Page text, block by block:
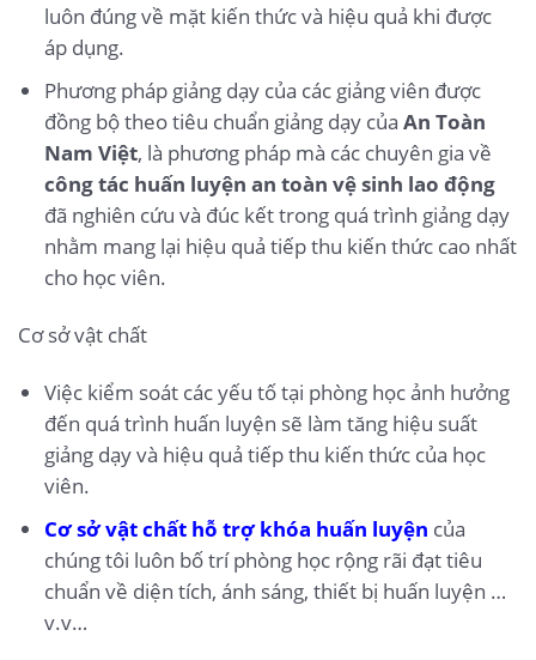
luôn đúng về mặt kiến thức và hiệu quả khi được
áp dụng.
Phương pháp giảng dạy của các giảng viên được
đồng bộ theo tiêu chuẩn giảng dạy của An Toàn
Nam Việt, là phương pháp mà các chuyên gia về
công tác huấn luyện an toàn vệ sinh lao động
đã nghiên cứu và đúc kết trong quá trình giảng dạy
nhằm mang lại hiệu quả tiếp thu kiến thức cao nhất
cho học viên.
Cơ sở vật chất
Việc kiểm soát các yếu tố tại phòng học ảnh hưởng
đến quá trình huấn luyện sẽ làm tăng hiệu suất
giảng dạy và hiệu quả tiếp thu kiến thức của học
viên.
Cơ sở vật chất hỗ trợ khóa huấn luyện của
chúng tôi luôn bố trí phòng học rộng rãi đạt tiêu
chuẩn về diện tích, ánh sáng, thiết bị huấn luyện …
v.v…